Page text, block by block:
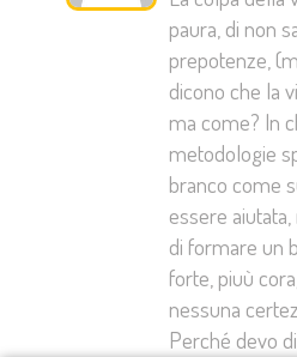
paura, di non
prepotenze,
dicono che la
ma come? In
metodologie
branco come
essere
di formare un
forte, piuù
nessuna
Perché devo